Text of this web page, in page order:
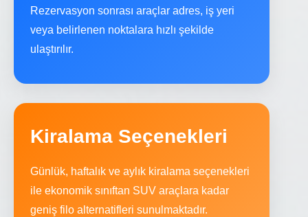
Rezervasyon sonrası araçlar adres, iş yeri
veya belirlenen noktalara hızlı şekilde
ulaştırılır.
Kiralama Seçenekleri
Günlük, haftalık ve aylık kiralama seçenekleri
ile ekonomik sınıftan SUV araçlara kadar
geniş filo alternatifleri sunulmaktadır.